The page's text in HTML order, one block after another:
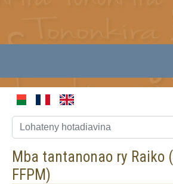
Mba tantanonao ry Raiko (
FFPM)